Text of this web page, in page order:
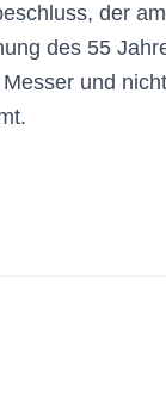
der
des 55
und